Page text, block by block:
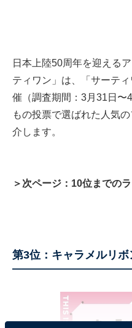
日本上陸50周年を迎える
ティワン」は、「サーテ
催（調査期間：3月31日〜
もの投票で選ばれた人気
介します。
＞次ページ：10位までの
第3位：キャラメルリボ